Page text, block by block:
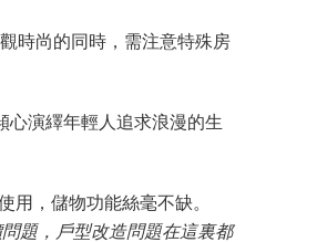
時尚的同時，需注意特殊房
心演繹年輕人追求浪漫的生
用，儲物功能絲毫不缺。
題，戶型改造問題在這裏都